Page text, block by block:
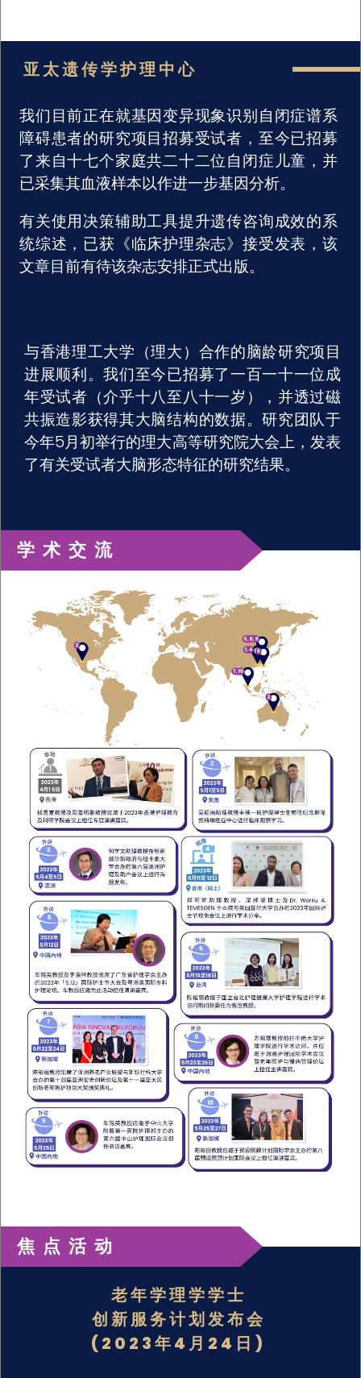
亚太遗传学护理中心
我们目前正在就基因变异现象识别自闭症谱系
障碍患者的研究项目招募受试者，至今已招募
了来自十七个家庭共二十二位自闭症儿童，并
已采集其血液样本以作进一步基因分析。
有关使用决策辅助工具提升遗传咨询成效的系
统综述，已获《临床护理杂志》接受发表，该
文章目前有待该杂志安排正式出版。
与香港理工大学（理大）合作的脑龄研究项目
进展顺利。我们至今已招募了一百一十一位成
年受试者（介乎十八至八十一岁），并透过磁
共振造影获得其大脑结构的数据。研究团队于
今年5月初举行的理大高等研究院大会上，发表
了有关受试者大脑形态特征的研究结果。
学术交流
焦点活动
老年学理学学士
创新服务计划发布会
(2023年4月24日)